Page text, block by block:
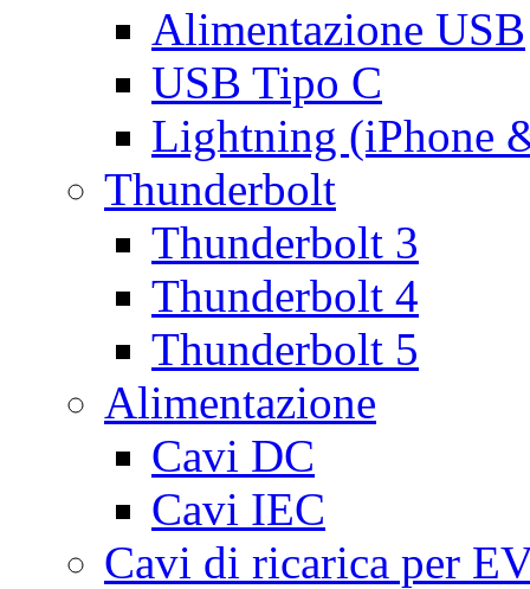
Alimentazione USB
USB Tipo C
Lightning (iPhone
Thunderbolt
Thunderbolt 3
Thunderbolt 4
Thunderbolt 5
Alimentazione
Cavi DC
Cavi IEC
Cavi di ricarica per